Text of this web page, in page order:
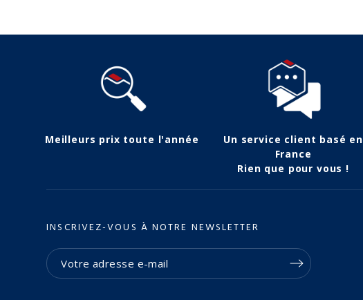
Meilleurs prix toute l'année
Un service client basé en
France
Rien que pour vous !
INSCRIVEZ-VOUS À NOTRE NEWSLETTER